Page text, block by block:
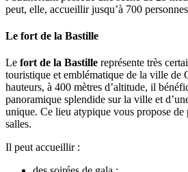
peut, elle, accueillir jusqu’à 700
Le fort de la Bastille
Le fort de la Bastille représente très
touristique et emblématique de la ville de
hauteurs, à 400 mètres d’altitude, il
panoramique splendide sur la ville et
unique. Ce lieu atypique vous propose de
salles.
Il peut accueillir :